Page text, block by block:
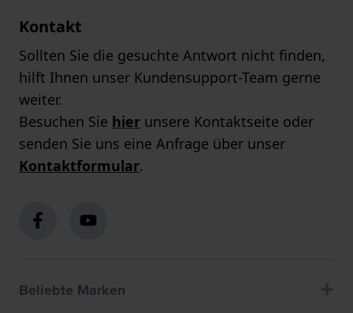
Kontakt
Sollten Sie die gesuchte Antwort nicht finden,
hilft Ihnen unser Kundensupport-Team gerne
weiter.
Besuchen Sie hier unsere Kontaktseite oder
senden Sie uns eine Anfrage über unser
Kontaktformular.
Beliebte Marken